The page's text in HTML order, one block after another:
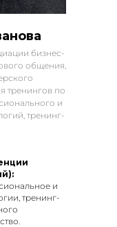
бизнес-
общения,
тренингов по
и
тренинг-
и
тренинг-